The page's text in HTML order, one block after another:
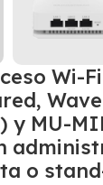
Wi-
y MU-
o